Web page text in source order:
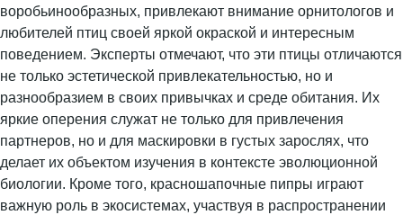
воробьинообразных, привлекают внимание орнитологов и
любителей птиц своей яркой окраской и интересным
поведением. Эксперты отмечают, что эти птицы отличаются
не только эстетической привлекательностью, но и
разнообразием в своих привычках и среде обитания. Их
яркие оперения служат не только для привлечения
партнеров, но и для маскировки в густых зарослях, что
делает их объектом изучения в контексте эволюционной
биологии. Кроме того, красношапочные пипры играют
важную роль в экосистемах, участвуя в распространении